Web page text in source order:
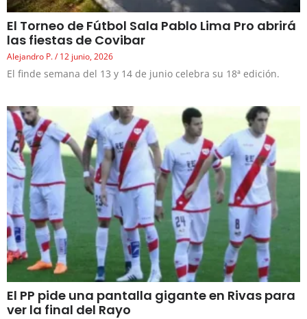
El Torneo de Fútbol Sala Pablo Lima Pro abrirá
las fiestas de Covibar
Alejandro P. 12 junio, 2026
El finde semana del 13 y 14 de junio celebra su 18ª edición.
El PP pide una pantalla gigante en Rivas para
ver la final del Rayo